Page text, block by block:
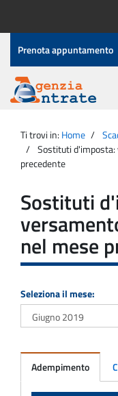
contenuto
Menu
di
servizio
Prenota appuntamento
Agenzia
Entrate
principale
Ti trovi in: Home
Sostituti
precedente
Sostituti
nel mese
Seleziona il mese:
Adempimento